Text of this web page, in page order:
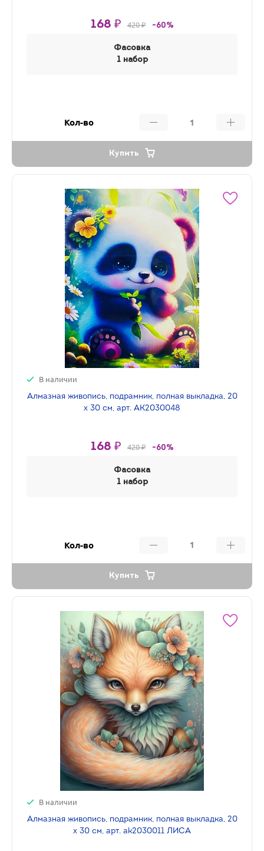
168 ₽ 420 ₽ -60%
Фасовка
1 набор
Кол-во
Купить
В наличии
Алмазная живопись, подрамник, полная выкладка, 20
х 30 см, арт. AK2030048
168 ₽ 420 ₽ -60%
Фасовка
1 набор
Кол-во
Купить
В наличии
Алмазная живопись, подрамник, полная выкладка, 20
х 30 см, арт. ak2030011 ЛИСА